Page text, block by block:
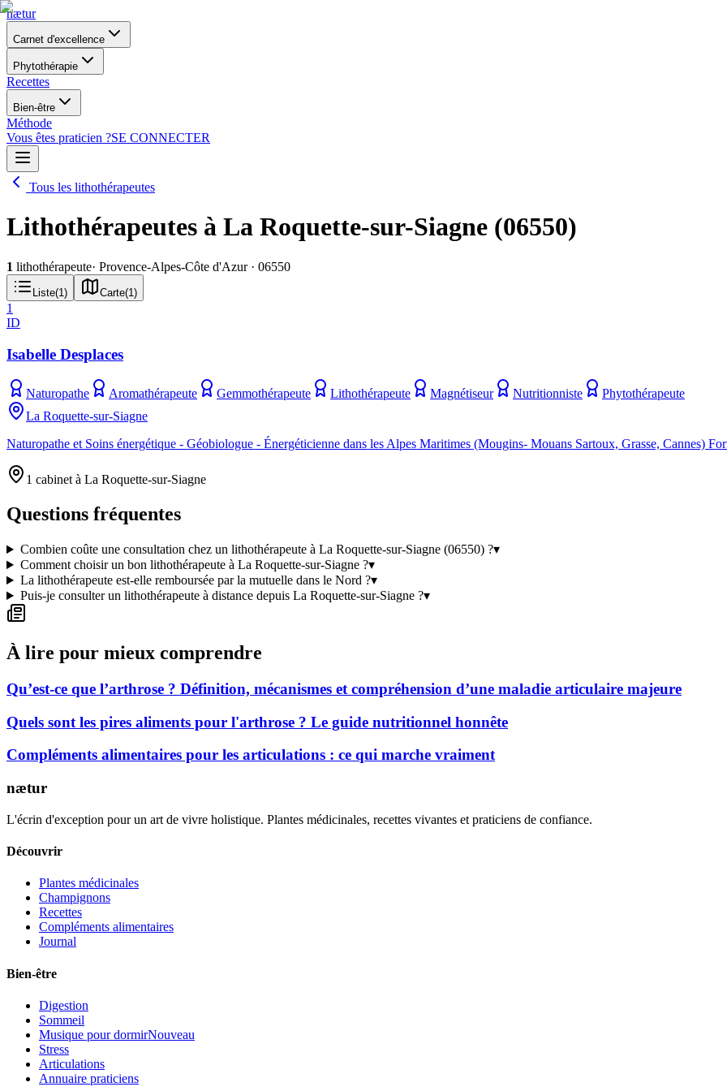
nætur
Carnet d'excellence
Phytothérapie
Recettes
Bien-être
Méthode
Vous êtes praticien ?SE CONNECTER
Tous les lithothérapeutes
Lithothérapeutes à La Roquette-sur-Siagne (06550)
1 lithothérapeute· Provence-Alpes-Côte d'Azur· 06550
Liste(1 ) Carte(1 )
1
ID
Isabelle Desplaces
Naturopathe Aromathérapeute Gemmothérapeute Lithothérapeute Magnétiseur Nutritionniste
Phytothérapeute
La Roquette-sur-Siagne
Naturopathe et Soins énergétique - Géobiologue - Énergéticienne dans les Alpes Maritimes (Mougins- Mouans Sartoux, Grasse, Cannes)
1 cabinet à La Roquette-sur-Siagne
Questions fréquentes
Combien coûte une consultation chez un lithothérapeute à La Roquette-sur-Siagne (06550) ?▾
Comment choisir un bon lithothérapeute à La Roquette-sur-Siagne ?▾
La lithothérapeute est-elle remboursée par la mutuelle dans le Nord ?▾
Puis-je consulter un lithothérapeute à distance depuis La Roquette-sur-Siagne ?▾
À lire pour mieux comprendre
Qu’est-ce que l’arthrose ? Définition, mécanismes et compréhension d’une maladie articulaire majeure
Quels sont les pires aliments pour l'arthrose ? Le guide nutritionnel honnête
Compléments alimentaires pour les articulations : ce qui marche vraiment
nætur
L'écrin d'exception pour un art de vivre holistique. Plantes médicinales, recettes vivantes et praticiens de confiance.
Découvrir
Plantes médicinales
Champignons
Recettes
Compléments alimentaires
Journal
Bien-être
Digestion
Sommeil
Musique pour dormirNouveau
Stress
Articulations
Annuaire praticiens